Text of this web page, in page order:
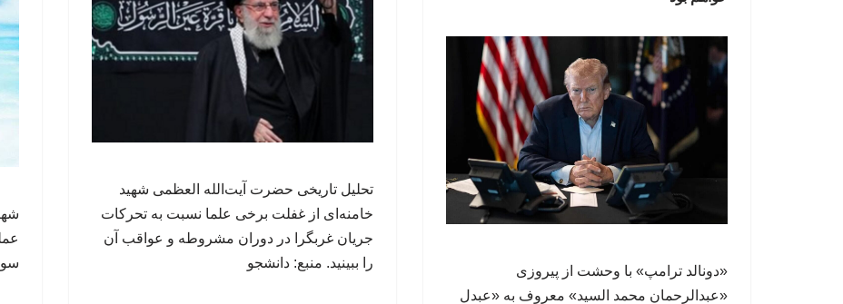
«دونالد ترامپ» با وحشت از پیروزی
«عبدالرحمان محمد السید» معروف به «عبدل
تحلیل تاریخی حضرت آیت‌الله العظمی شهید
خامنه‌ای از غفلت برخی علما نسبت به تحرکات
جریان غربگرا در دوران مشروطه و عواقب آن
را ببینید. منبع: دانشجو